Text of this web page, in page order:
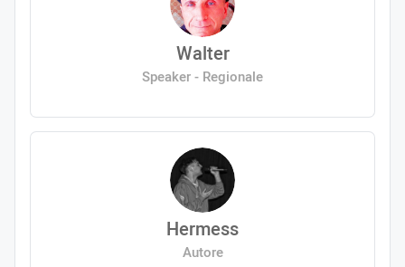
Walter
Speaker - Regionale
Hermess
Autore